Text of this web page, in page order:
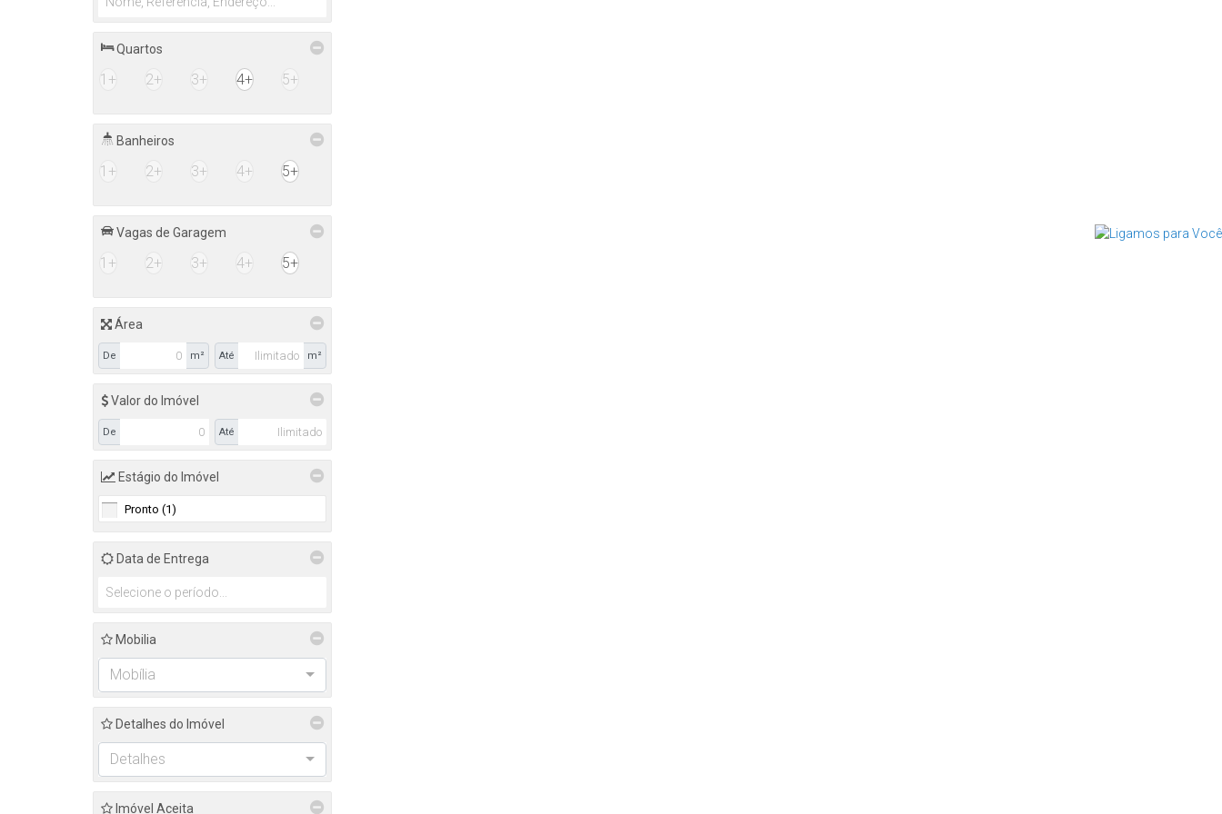
Quartos
1+ 2+ 3+ 4+ 5+
Banheiros
1+ 2+ 3+ 4+ 5+
Vagas de Garagem
1+ 2+ 3+ 4+ 5+
Área
De m² Até m²
Valor do Imóvel
De Até
Estágio do Imóvel
Pronto (1)
Data de Entrega
Mobilia
Mobília
Detalhes do Imóvel
Detalhes
Imóvel Aceita